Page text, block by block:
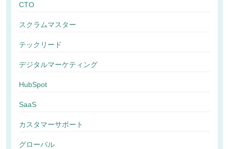
CTO
スクラムマスター
テックリード
デジタルマーケティング
HubSpot
SaaS
カスタマーサポート
グローバル